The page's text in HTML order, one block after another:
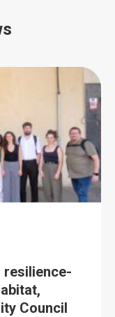
resilience-
Council